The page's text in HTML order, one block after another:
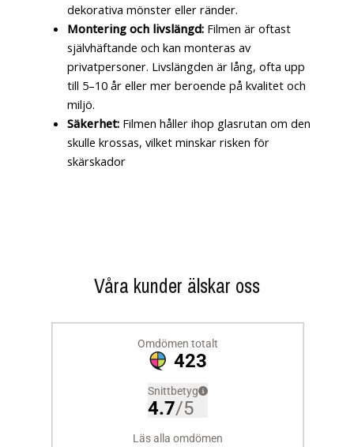
dekorativa mönster eller ränder.
Montering och livslängd: Filmen är oftast
självhäftande och kan monteras av
privatpersoner. Livslängden är lång, ofta upp
till 5–10 år eller mer beroende på kvalitet och
miljö.
Säkerhet: Filmen håller ihop glasrutan om den
skulle krossas, vilket minskar risken för
skärskador
Våra kunder älskar oss